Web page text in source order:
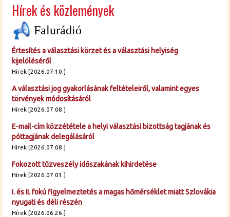
Hírek és közlemények
Falurádió
Értesítés a választási körzet és a választási helyiség
kijelöléséről
Hírek [2026.07.10.]
A választási jog gyakorlásának feltételeiről, valamint egyes
törvények módosításáról
Hírek [2026.07.08.]
E-mail-cím közzététele a helyi választási bizottság tagjának és
póttagjának delegálásáról
Hírek [2026.07.08.]
Fokozott tűzveszély időszakának kihirdetése
Hírek [2026.07.01.]
I. és II. fokú figyelmeztetés a magas hőmérséklet miatt Szlovákia
nyugati és déli részén
Hírek [2026.06.26.]